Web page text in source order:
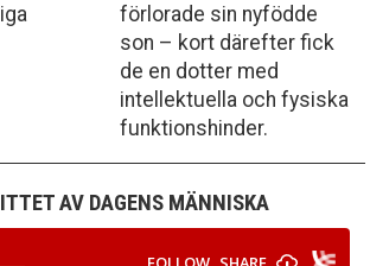
förlorade sin nyfödde
son – kort därefter fick
de en dotter med
intellektuella och fysiska
funktionshinder.
AV DAGENS MÄNNISKA